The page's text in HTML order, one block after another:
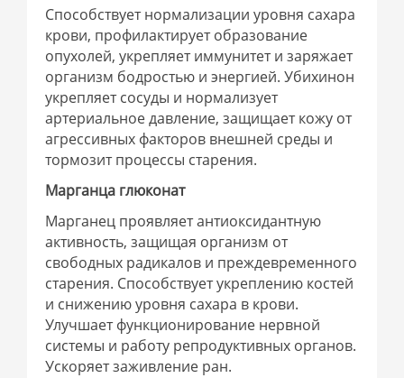
Способствует нормализации уровня сахара
крови, профилактирует образование
опухолей, укрепляет иммунитет и заряжает
организм бодростью и энергией. Убихинон
укрепляет сосуды и нормализует
артериальное давление, защищает кожу от
агрессивных факторов внешней среды и
тормозит процессы старения.
Марганца глюконат
Марганец проявляет антиоксидантную
активность, защищая организм от
свободных радикалов и преждевременного
старения. Способствует укреплению костей
и снижению уровня сахара в крови.
Улучшает функционирование нервной
системы и работу репродуктивных органов.
Ускоряет заживление ран.